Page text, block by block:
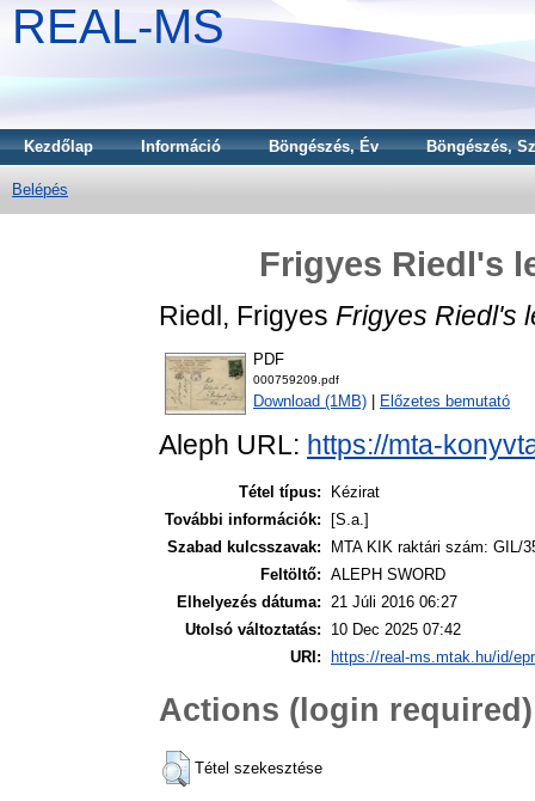
REAL-MS
Kezdőlap Információ Böngészés, Év Böngészés,
Belépés
Frigyes Riedl's
Riedl, Frigyes Frigyes Riedl's
PDF
000759209.pdf
Download (1MB) Előzetes bemutató
Aleph URL: https://mta-
Tétel típus:
Kézirat
További információk:
[S.a.]
Szabad kulcsszavak:
MTA KIK raktári szám: GIL/
Feltöltő: ALEPH SWORD
Elhelyezés dátuma: 21 Júli 2016 06:27
Utolsó változtatás:
10 Dec 2025 07:42
URI:
https://real-ms.mtak.hu/id/
Actions (login required)
Tétel szekesztése